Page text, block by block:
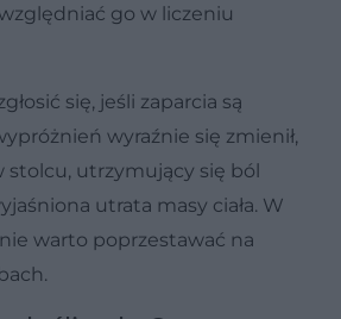
go w liczeniu
się, jeśli zaparcia są
wyraźnie się zmienił,
stolcu, utrzymujący się ból
utrata masy ciała. W
warto poprzestawać na